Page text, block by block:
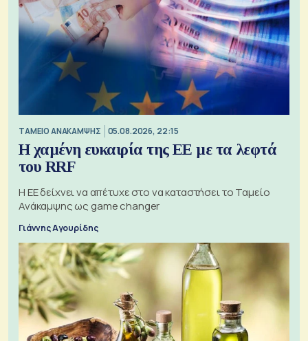
ΤΑΜΕΙΟ ΑΝΑΚΑΜΨΗΣ 05.08.2026, 22:15
Η χαμένη ευκαιρία της ΕΕ με τα λεφτά
του RRF
Η ΕΕ δείχνει να απέτυχε στο να καταστήσει το Ταμείο
Ανάκαμψης ως game changer
Γιάννης Αγουρίδης